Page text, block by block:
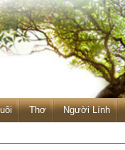
Thơ Người Lính